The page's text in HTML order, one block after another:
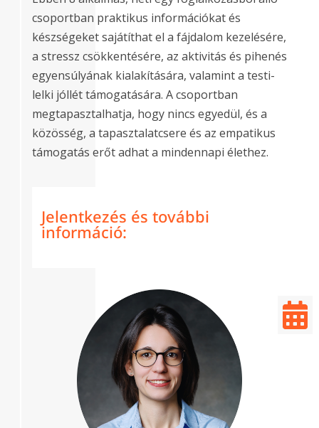
csoportban praktikus információkat és
készségeket sajátíthat el a fájdalom kezelésére,
a stressz csökkentésére, az aktivitás és pihenés
egyensúlyának kialakítására, valamint a testi-
lelki jóllét támogatására. A csoportban
megtapasztalhatja, hogy nincs egyedül, és a
közösség, a tapasztalatcsere és az empatikus
támogatás erőt adhat a mindennapi élethez.
Jelentkezés és további
információ:
